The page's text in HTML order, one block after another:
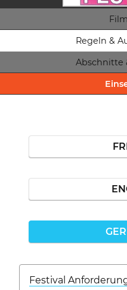
Regeln &
Abschnitte
Festival